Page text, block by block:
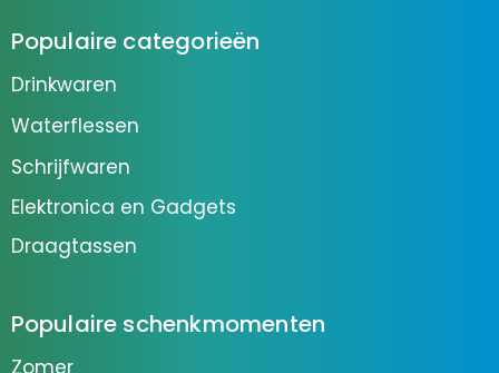
Populaire categorieën
Drinkwaren
Waterflessen
Schrijfwaren
Elektronica en Gadgets
Draagtassen
Populaire schenkmomenten